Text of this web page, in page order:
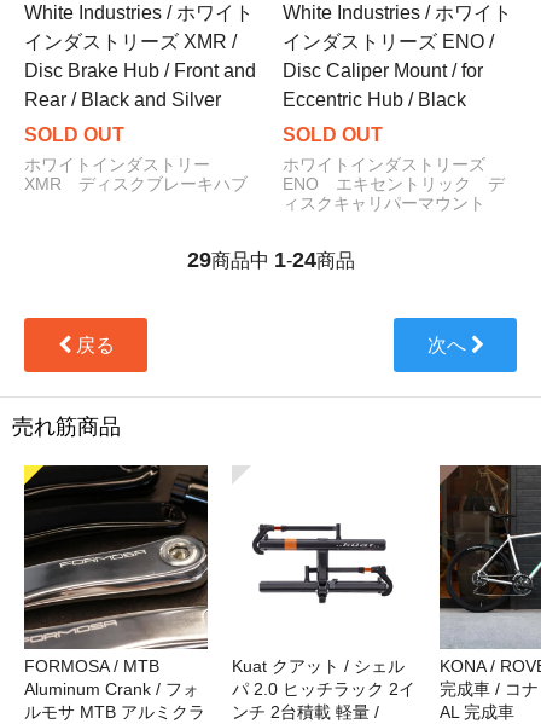
White Industries / ホワイト
インダストリーズ XMR /
Disc Brake Hub / Front and
Rear / Black and Silver
SOLD OUT
ホワイトインダストリー
XMR ディスクブレーキハブ
White Industries / ホワイト
インダストリーズ ENO /
Disc Caliper Mount / for
Eccentric Hub / Black
SOLD OUT
ホワイトインダストリーズ
ENO エキセントリック デ
ィスクキャリパーマウント
29商品中 1-24商品
戻る 次へ
売れ筋商品
FORMOSA / MTB
Aluminum Crank / フォ
ルモサ MTB アルミクラ
Kuat クアット / シェル
パ 2.0 ヒッチラック 2イ
ンチ 2台積載 軽量 /
KONA /
完成車 / コ
AL 完成車